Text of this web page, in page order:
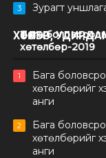
3 Зурагт
ХӨТӨЛБӨР,
Бага
хөтөлбөр-2019
1
Бага
хөтөлбөрийг
анги
2
Бага
хөтөлбөрийг
анги